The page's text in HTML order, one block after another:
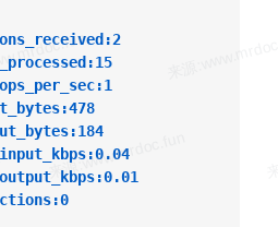
6379
data yes
yes
no
delay 5